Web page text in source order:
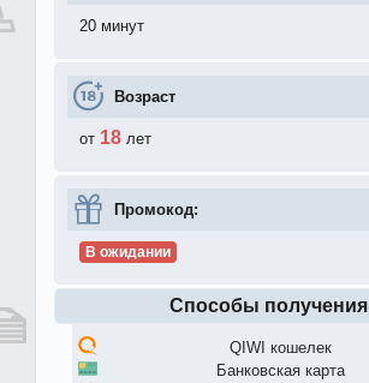
20 минут
Возраст
от 18 лет
Промокод:
В ожидании
Способы получения
QIWI кошелек
Банковская карта